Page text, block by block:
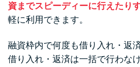
資までスピーディーに行えたり
軽に利用できます。
融資枠内で何度も借り入れ・返
借り入れ・返済は一括で行わな